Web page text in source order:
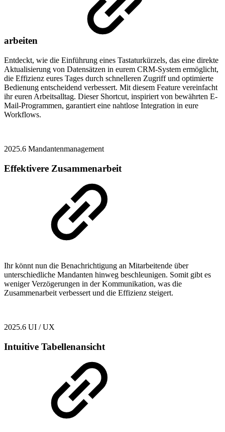
arbeiten
Entdeckt, wie die Einführung eines Tastaturkürzels, das eine direkte
Aktualisierung von Datensätzen in eurem CRM-System ermöglicht,
die Effizienz eures Tages durch schnelleren Zugriff und optimierte
Bedienung entscheidend verbessert. Mit diesem Feature vereinfacht
ihr euren Arbeitsalltag. Dieser Shortcut, inspiriert von bewährten E-
Mail-Programmen, garantiert eine nahtlose Integration in eure
Workflows.
2025.6 Mandantenmanagement
Effektivere Zusammenarbeit
Ihr könnt nun die Benachrichtigung an Mitarbeitende über
unterschiedliche Mandanten hinweg beschleunigen. Somit gibt es
weniger Verzögerungen in der Kommunikation, was die
Zusammenarbeit verbessert und die Effizienz steigert.
2025.6 UI / UX
Intuitive Tabellenansicht